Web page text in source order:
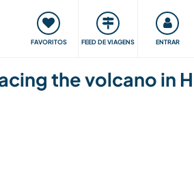
FAVORITOS FEED DE VIAGENS ENTRAR
Viaje e aprenda Comunidade
the volcano in